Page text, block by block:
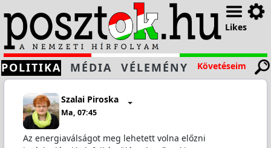
Likes
POLITIKA MÉDIA VÉLEMÉNY Követéseim
Szalai Piroska
Ma, 07:45
Az energiaválságot meg lehetett volna előzni